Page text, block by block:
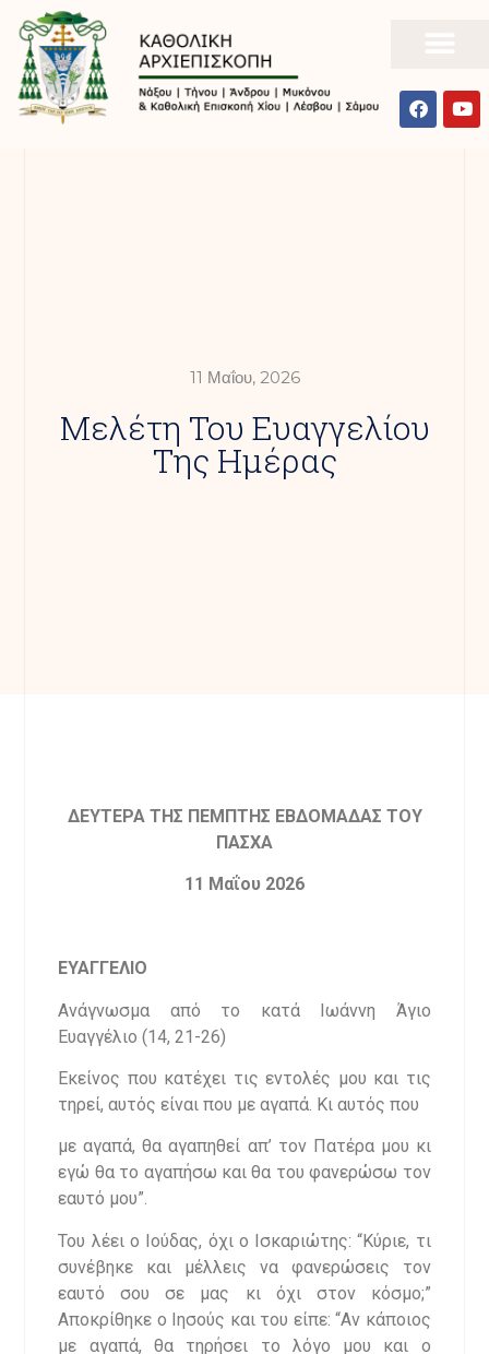
11 Μαΐου, 2026
Mελέτη Του Ευαγγελίου
Της Ημέρας
ΔΕΥΤΕΡΑ ΤΗΣ ΠΕΜΠΤΗΣ ΕΒΔΟΜΑΔΑΣ ΤΟΥ
ΠΑΣΧΑ
11 Μαΐου 2026
ΕΥΑΓΓΕΛΙΟ
Ανάγνωσμα από το κατά Ιωάννη Άγιο
Ευαγγέλιο (14, 21-26)
Εκείνος που κατέχει τις εντολές μου και τις
τηρεί, αυτός είναι που με αγαπά. Κι αυτός που
με αγαπά, θα αγαπηθεί απ’ τον Πατέρα μου κι
εγώ θα το αγαπήσω και θα του φανερώσω τον
εαυτό μου”.
Του λέει ο Ιούδας, όχι ο Ισκαριώτης: “Κύριε, τι
συνέβηκε και μέλλεις να φανερώσεις τον
εαυτό σου σε μας κι όχι στον κόσμο;”
Αποκρίθηκε ο Ιησούς και του είπε: “Αν κάποιος
με αγαπά, θα τηρήσει το λόγο μου και ο